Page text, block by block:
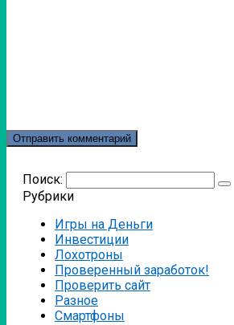
Поиск:
Рубрики
Игры на Деньги
Инвестиции
Лохотроны
Проверенный заработок!
Проверить сайт
Разное
Смартфоны